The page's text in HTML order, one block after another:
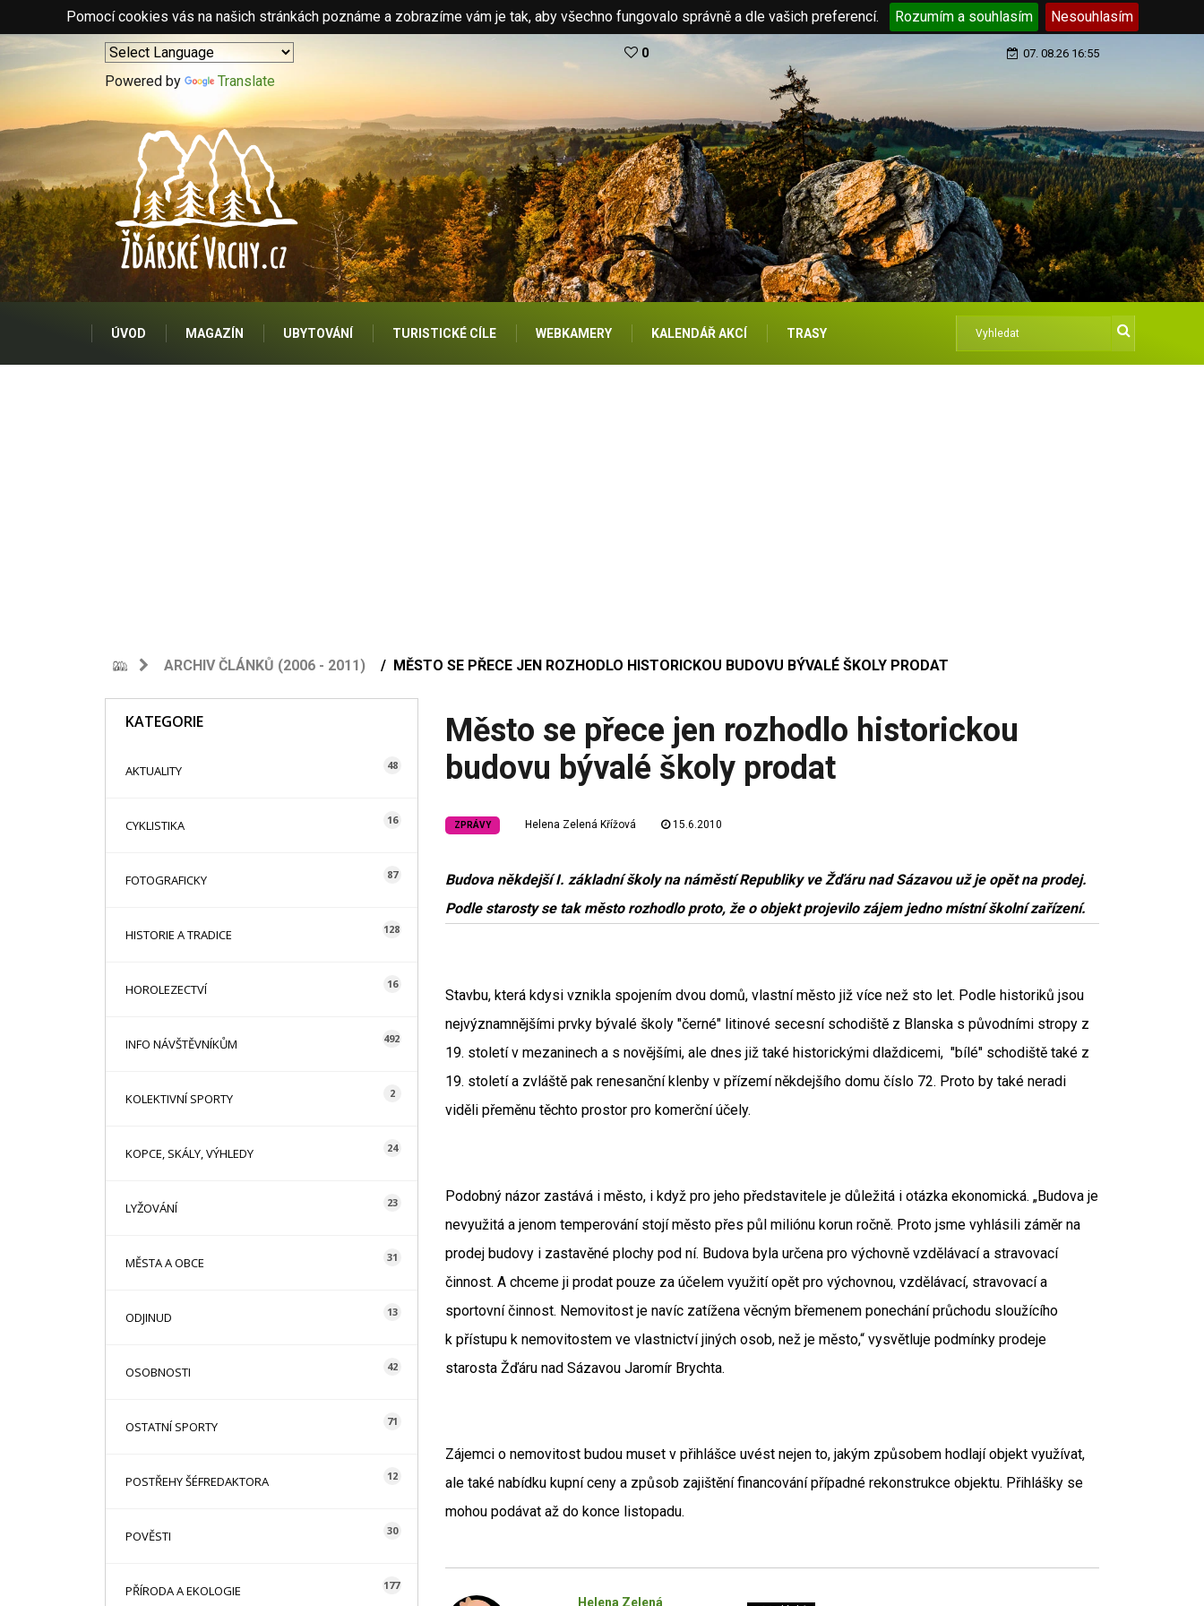
Pomocí cookies vás na našich stránkách poznáme a zobrazíme vám je tak, aby všechno fungovalo správně a dle vašich preferencí. Rozumím a souhlasím Nesouhlasím
Powered by Translate
0 07. 08.26 16:55
ÚVOD MAGAZÍN UBYTOVÁNÍ TURISTICKÉ CÍLE WEBKAMERY KALENDÁŘ AKCÍ TRASY
ARCHIV ČLÁNKŮ (2006 - 2011) MĚSTO SE PŘECE JEN ROZHODLO HISTORICKOU BUDOVU BÝVALÉ ŠKOLY PRODAT
KATEGORIE
AKTUALITY 48
CYKLISTIKA 16
FOTOGRAFICKY 87
HISTORIE A TRADICE 128
HOROLEZECTVÍ 16
INFO NÁVŠTĚVNÍKŮM 492
KOLEKTIVNÍ SPORTY 2
KOPCE, SKÁLY, VÝHLEDY 24
LYŽOVÁNÍ 23
MĚSTA A OBCE 31
ODJINUD 13
OSOBNOSTI 42
OSTATNÍ SPORTY 71
POSTŘEHY ŠÉFREDAKTORA 12
POVĚSTI 30
PŘÍRODA A EKOLOGIE 177
Město se přece jen rozhodlo historickou
budovu bývalé školy prodat
ZPRÁVY Helena Zelená Křížová 15.6.2010
Budova někdejší I. základní školy na náměstí Republiky ve Žďáru nad Sázavou už je opět na prodej.
Podle starosty se tak město rozhodlo proto, že o objekt projevilo zájem jedno místní školní zařízení.
Stavbu, která kdysi vznikla spojením dvou domů, vlastní město již více než sto let. Podle historiků jsou
nejvýznamnějšími prvky bývalé školy "černé" litinové secesní schodiště z Blanska s původními stropy z
19. století v mezaninech a s novějšími, ale dnes již také historickými dlaždicemi, "bílé" schodiště také z
19. století a zvláště pak renesanční klenby v přízemí někdejšího domu číslo 72. Proto by také neradi
viděli přeměnu těchto prostor pro komerční účely.
Podobný názor zastává i město, i když pro jeho představitele je důležitá i otázka ekonomická. „Budova je
nevyužitá a jenom temperování stojí město přes půl miliónu korun ročně. Proto jsme vyhlásili záměr na
prodej budovy i zastavěné plochy pod ní. Budova byla určena pro výchovně vzdělávací a stravovací
činnost. A chceme ji prodat pouze za účelem využití opět pro výchovnou, vzdělávací, stravovací a
sportovní činnost. Nemovitost je navíc zatížena věcným břemenem ponechání průchodu sloužícího
k přístupu k nemovitostem ve vlastnictví jiných osob, než je město,“ vysvětluje podmínky prodeje
starosta Žďáru nad Sázavou Jaromír Brychta.
Zájemci o nemovitost budou muset v přihlášce uvést nejen to, jakým způsobem hodlají objekt využívat,
ale také nabídku kupní ceny a způsob zajištění financování případné rekonstrukce objektu. Přihlášky se
mohou podávat až do konce listopadu.
Helena Zelená